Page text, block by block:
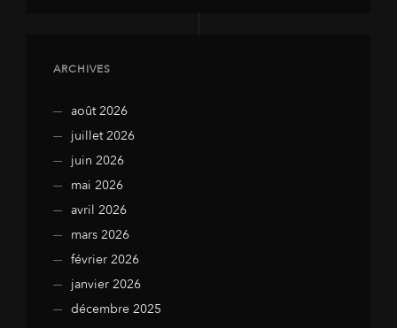
ARCHIVES
août 2026
juillet 2026
juin 2026
mai 2026
avril 2026
mars 2026
février 2026
janvier 2026
décembre 2025